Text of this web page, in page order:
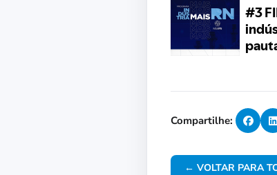
Compartilhe:
← VOLTAR PARA